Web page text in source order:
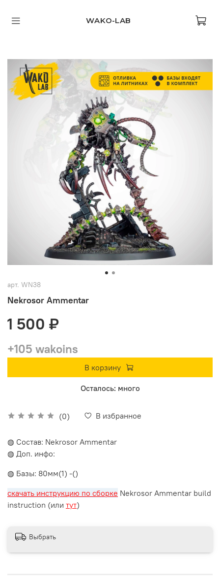
WAKO-LAB
арт. WN38
Nekrosor Ammentar
(0) В избранное
1 500 ₽
+105 wakoins
В корзину
Осталось: много
◍ Состав: Nekrosor Ammentar
◍ Доп. инфо:
◍ Базы: 80мм(1) -()
скачать инструкцию по сборке Nekrosor Ammentar build
instruction (или тут)
Выбрать